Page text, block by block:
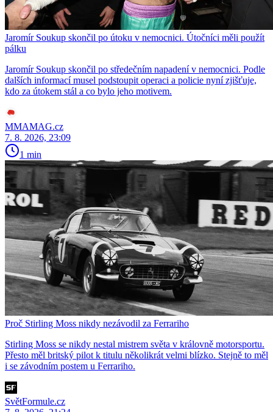
Jaromír Soukup skončil po útoku v nemocnici. Útočníci měli použít
pálku
Jaromír Soukup skončil po středečním napadení v nemocnici. Podle
dalších informací musel podstoupit operaci a policie nyní zjišťuje,
kdo za útokem stál a co bylo jeho motivem.
MMAMAG.cz
7. 8. 2026, 23:09
1 min
Proč Stirling Moss nikdy nezávodil za Ferrariho
Stirling Moss se nikdy nestal mistrem světa v královně motorsportu.
Přesto měl britský pilot k titulu několikrát velmi blízko. Stejně to měl
i se závodním postem u Ferrariho.
SvětFormule.cz